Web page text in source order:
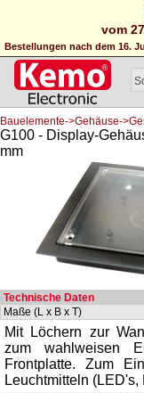
vom
Bestellungen nach dem 16.
Bauelemente->Gehäuse-
G100 - Display-
mm
Technische Daten
Maße (L x B x T)
Mit Löchern zur
zum wahlweisen
Frontplatte. Zum
Leuchtmitteln